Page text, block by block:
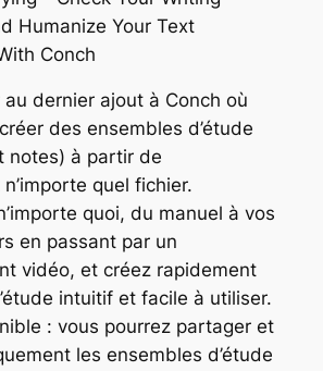
dernier ajout à Conch où
des ensembles d’étude
notes) à partir de
quel fichier.
quoi, du manuel à vos
en passant par un
vidéo, et créez rapidement
intuitif et facile à utiliser.
: vous pourrez partager et
les ensembles d’étude